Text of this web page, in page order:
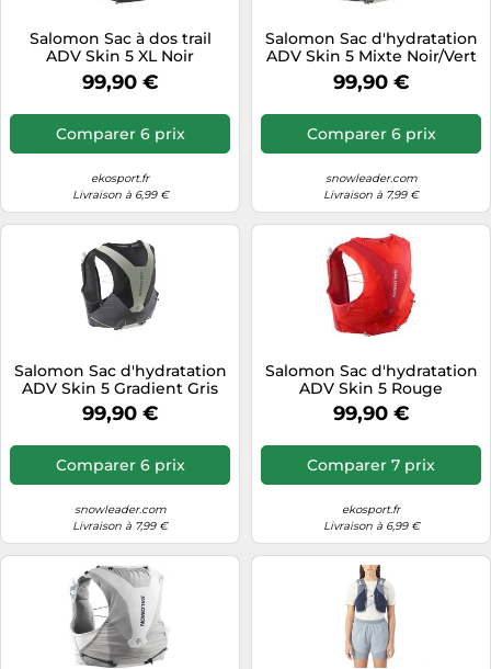
Tondeuses cheveux & barbe
Téléphonie
Téléviseurs
Télévision & vidéo
Électroménager
Salomon Sac à dos trail
ADV Skin 5 XL Noir
99,90 €
Comparer 6 prix
ekosport.fr
Livraison à 6,99 €
Salomon Sac d'hydratation
ADV Skin 5 Mixte Noir/Vert
Taille S (2026)
99,90 €
Comparer 6 prix
snowleader.com
Livraison à 7,99 €
Salomon Sac d'hydratation
ADV Skin 5 Gradient Gris
99,90 €
Comparer 6 prix
snowleader.com
Livraison à 7,99 €
Salomon Sac d'hydratation
ADV Skin 5 Rouge
99,90 €
Comparer 7 prix
ekosport.fr
Livraison à 6,99 €